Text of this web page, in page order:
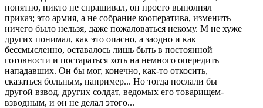
понятно, никто не спрашивал, он просто выполнял
приказ; это армия, а не собрание кооператива, изменить
ничего было нельзя, даже пожаловаться некому. М не хуже
других понимал, как это опасно, а заодно и как
бессмысленно, оставалось лишь быть в постоянной
готовности и постараться хоть на немного опередить
нападавших. Он бы мог, конечно, как-то откосить,
сказаться больным, например... Но тогда послали бы
другой взвод, других солдат, ведомых его товарищем-
взводным, и он не делал этого...